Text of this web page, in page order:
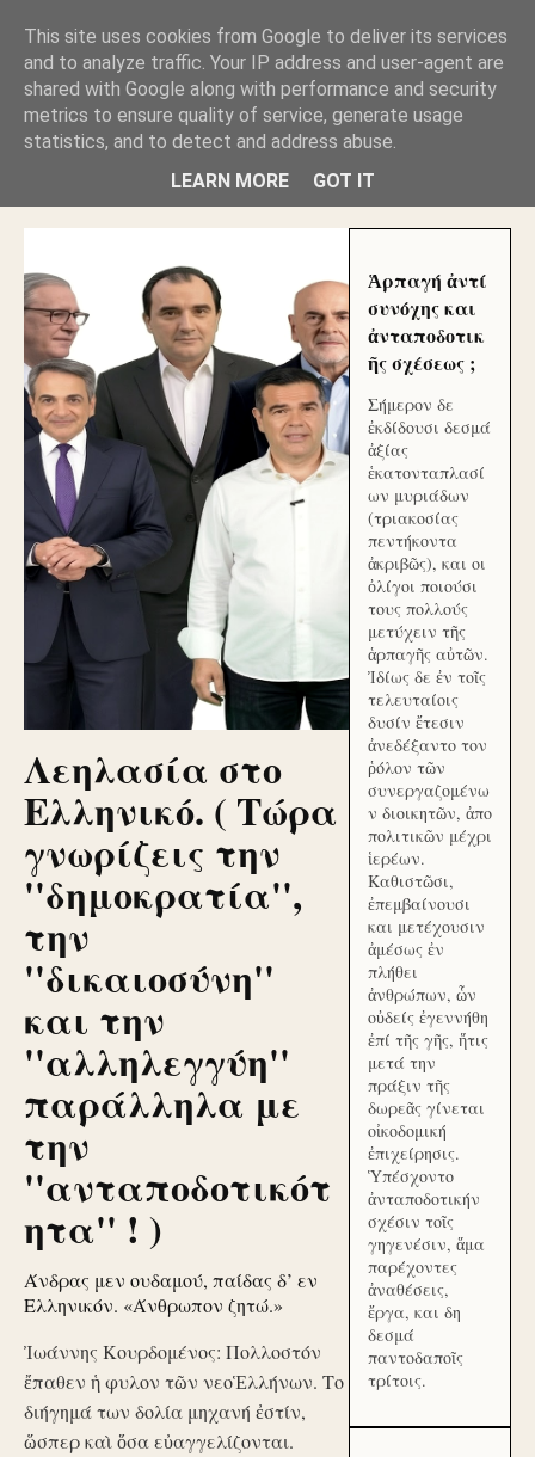
ΑΥΤΟΧΘΟΝΕΣ ΜΟΥ ΕΚΛΕΙΣΑΝ ΤΑ ΣΟΣΙΑΛ ΚΑΙ
ΦΙΜΩΣΑΝ ΤΟ SITE. ΟΙ ΧΙΛΙΑΔΕΣ ΜΙΚΡΟΕΠΕΝΔΥΤΕΣ
ΕΠΕΝΔΥΣΑΤΕ ΓΙΑ ΛΕΗΛΑΣΙΑ ΚΑΙ ΕΓΚΛΗΜΑ ?
ΓΛΥΦΑΔΑ WEB |ΟΙ ΜΕΓΑΛΟΙ ΚΛΕΠΤΑΙ ΑΠΟ ΤΟ
ΜΙΚΡΟΝ ΑΠΑΓΟΥΣΙ
Λεηλασία στο
Ελληνικό. ( Τώρα
γνωρίζεις την
''δημοκρατία'',
την
''δικαιοσύνη''
και την
''αλληλεγγύη''
παράλληλα με
την
''ανταποδοτικότ
ητα'' ! )
Άνδρας μεν ουδαμού, παίδας δ’ εν
Ελληνικόν. «Άνθρωπον ζητώ.»
Ἰωάννης Κουρδομένος: Πολλοστόν
ἔπαθεν ἡ φυλον τῶν νεοἙλλήνων. Το
διήγημά των δολία μηχανή ἐστίν,
ὥσπερ καὶ ὅσα εὐαγγελίζονται.
Ἁρπαγή ἀντί
συνόχης και
ἀνταποδοτικ
ῆς σχέσεως ;
Σήμερον δε
ἐκδίδουσι δεσμά
ἀξίας
ἑκατονταπλασί
ων μυριάδων
(τριακοσίας
πεντήκοντα
ἀκριβῶς), και οι
ὀλίγοι ποιούσι
τους πολλούς
μετύχειν τῆς
ἁρπαγῆς αὐτῶν.
Ἰδίως δε ἐν τοῖς
τελευταίοις
δυσίν ἔτεσιν
ἀνεδέξαντο τον
ῥόλον τῶν
συνεργαζομένω
ν διοικητῶν, ἀπο
πολιτικῶν μέχρι
ἱερέων.
Καθιστῶσι,
ἐπεμβαίνουσι
και μετέχουσιν
ἀμέσως ἐν
πλήθει
ἀνθρώπων, ὧν
οὐδείς ἐγεννήθη
ἐπί τῆς γῆς, ἥτις
μετά την
πράξιν τῆς
δωρεᾶς γίνεται
οἰκοδομική
ἐπιχείρησις.
Ὑπέσχοντο
ἀνταποδοτικήν
σχέσιν τοῖς
γηγενέσιν, ἅμα
παρέχοντες
ἀναθέσεις,
ἔργα, και δη
δεσμά
παντοδαποῖς
τρίτοις.
This site uses cookies from Google to deliver its services
and to analyze traffic. Your IP address and user-agent are
shared with Google along with performance and security
metrics to ensure quality of service, generate usage
statistics, and to detect and address abuse.
LEARN MORE
GOT IT